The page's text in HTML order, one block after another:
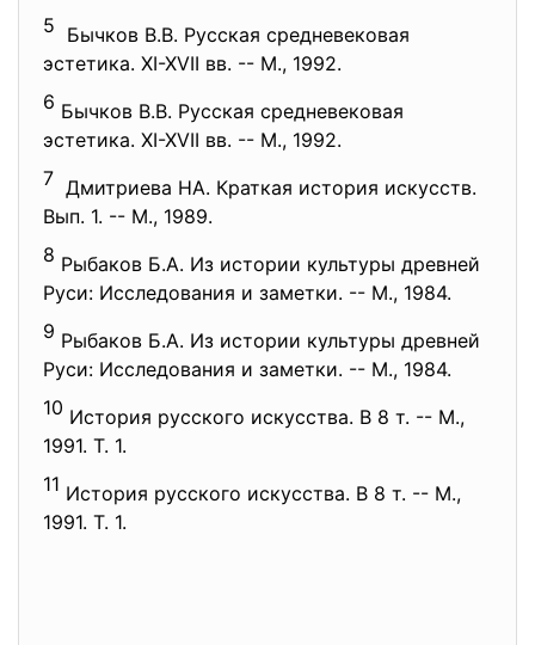
5 Бычков В.В. Русская средневековая
эстетика. XI-XVII вв. -- М., 1992.
6 Бычков В.В. Русская средневековая
эстетика. XI-XVII вв. -- М., 1992.
7 Дмитриева НА. Краткая история искусств.
Вып. 1. -- М., 1989.
8 Рыбаков Б.А. Из истории культуры древней
Руси: Исследования и заметки. -- М., 1984.
9 Рыбаков Б.А. Из истории культуры древней
Руси: Исследования и заметки. -- М., 1984.
10 История русского искусства. В 8 т. -- М.,
1991. Т. 1.
11 История русского искусства. В 8 т. -- М.,
1991. Т. 1.